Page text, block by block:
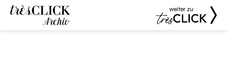
weiter zu